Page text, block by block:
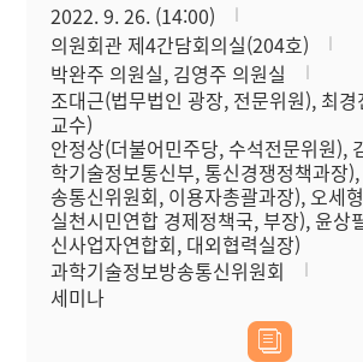
2022. 9. 26. (14:00)
의원회관 제4간담회의실(204호)
박완주 의원실, 김영주 의원실
조대근(법무법인 광장, 전문위원), 최
교수)
안정상(더불어민주당, 수석전문위원),
학기술정보통신부, 통신경쟁정책과장
송통신위원회, 이용자총괄과장), 오세
실천시민연합 경제정책국, 부장), 윤상
신사업자연합회, 대외협력실장)
과학기술정보방송통신위원회
세미나